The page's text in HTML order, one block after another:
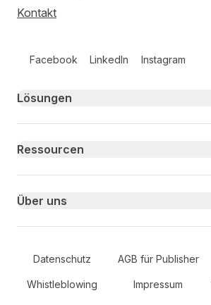
Kontakt
Facebook LinkedIn Instagram
Primary footer navigation
Lösungen
Ressourcen
Über uns
Secondary Footer Navigation
Datenschutz AGB für Publisher
Whistleblowing Impressum